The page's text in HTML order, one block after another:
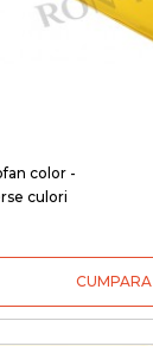
color -
culori
CUMPARA